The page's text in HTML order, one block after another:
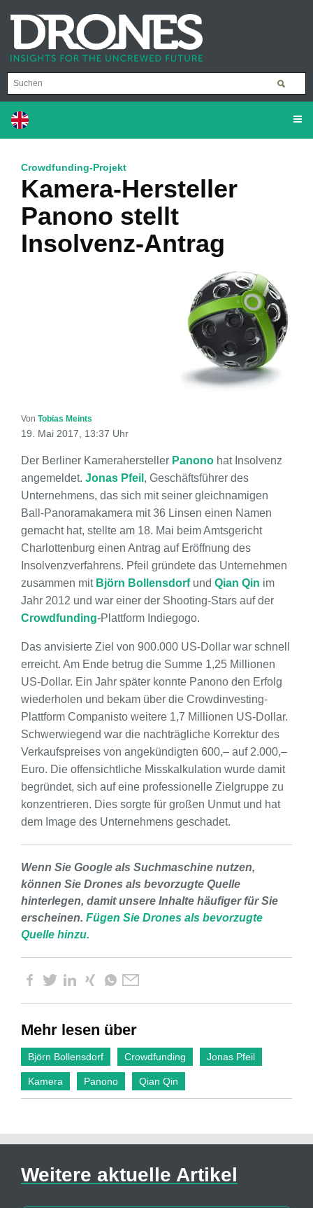
Crowdfunding-Projekt
Kamera-Hersteller
Panono stellt
Insolvenz-Antrag
Von Tobias Meints
19. Mai 2017, 13:37 Uhr
Der Berliner Kamerahersteller Panono hat Insolvenz
angemeldet. Jonas Pfeil , Geschäftsführer des
Unternehmens, das sich mit seiner gleichnamigen
Ball-Panoramakamera mit 36 Linsen einen Namen
gemacht hat, stellte am 18. Mai beim Amtsgericht
Charlottenburg einen Antrag auf Eröffnung des
Insolvenzverfahrens. Pfeil gründete das Unternehmen
zusammen mit Björn Bollensdorfund Qian Qin im
Jahr 2012 und war einer der Shooting-Stars auf der
Crowdfunding-Plattform Indiegogo.
Das anvisierte Ziel von 900.000 US-Dollar war schnell
erreicht. Am Ende betrug die Summe 1,25 Millionen
US-Dollar. Ein Jahr später konnte Panono den Erfolg
wiederholen und bekam über die Crowdinvesting-
Plattform Companisto weitere 1,7 Millionen US-Dollar.
Schwerwiegend war die nachträgliche Korrektur des
Verkaufspreises von angekündigten 600,– auf 2.000,–
Euro. Die offensichtliche Misskalkulation wurde damit
begründet, sich auf eine professionelle Zielgruppe zu
konzentrieren. Dies sorgte für großen Unmut und hat
dem Image des Unternehmens geschadet.
Wenn Sie Google als Suchmaschine nutzen,
können Sie Drones als bevorzugte Quelle
hinterlegen, damit unsere Inhalte häufiger für Sie
erscheinen. Fügen Sie Drones als bevorzugte
Quelle hinzu.
Mehr lesen über
Björn Bollensdorf Crowdfunding Jonas Pfeil
Kamera Panono Qian Qin
Weitere aktuelle Artikel